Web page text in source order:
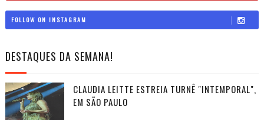
FOLLOW ON INSTAGRAM
DESTAQUES DA SEMANA!
CLAUDIA LEITTE ESTREIA TURNÊ "INTEMPORAL",
EM SÃO PAULO